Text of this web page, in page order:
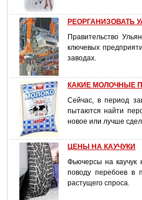
РЕОРГАНИЗОВАТЬ
Правительство
ключевых
заводах.
КАКИЕ МОЛОЧНЫЕ
Сейчас, в период
пытаются найти
новое или лучше
ЦЕНЫ НА КАУЧУКИ
Фьючерсы на каучук
поводу перебоев в
растущего спроса.